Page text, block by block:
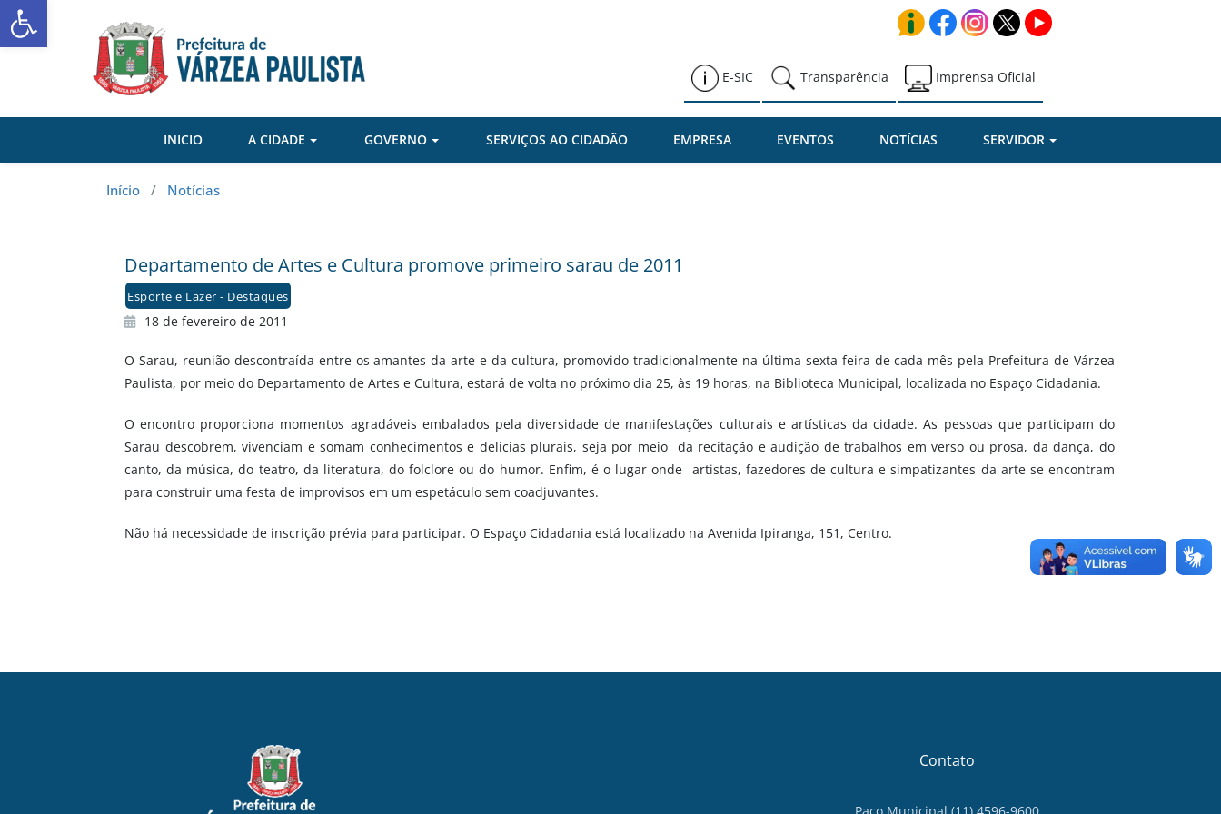
Skip
to
E-SIC Transparência Imprensa Oficial
INICIO A CIDADE GOVERNO SERVIÇOS AO CIDADÃO EMPRESA EVENTOS NOTÍCIAS SERVIDOR
Início / Notícias
Departamento de Artes e Cultura promove primeiro sarau de 2011
Esporte e Lazer - Destaques
18 de fevereiro de 2011
O Sarau, reunião descontraída entre os amantes da arte e da cultura, promovido tradicionalmente na última sexta-feira de cada mês pela Prefeitura de Várzea
Paulista, por meio do Departamento de Artes e Cultura, estará de volta no próximo dia 25, às 19 horas, na Biblioteca Municipal, localizada no Espaço Cidadania.
O encontro proporciona momentos agradáveis embalados pela diversidade de manifestações culturais e artísticas da cidade. As pessoas que participam do
Sarau descobrem, vivenciam e somam conhecimentos e delícias plurais, seja por meio da recitação e audição de trabalhos em verso ou prosa, da dança, do
canto, da música, do teatro, da literatura, do folclore ou do humor. Enfim, é o lugar onde artistas, fazedores de cultura e simpatizantes da arte se encontram
para construir uma festa de improvisos em um espetáculo sem coadjuvantes.
Não há necessidade de inscrição prévia para participar. O Espaço Cidadania está localizado na Avenida Ipiranga, 151, Centro.
Contato
Paço Municipal (11) 4596-9600